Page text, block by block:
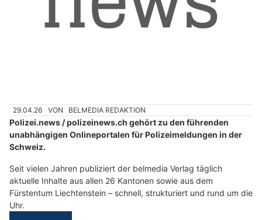
29.04.26 VON BELMEDIA REDAKTION
Polizei.news / polizeinews.ch gehört zu den führenden
unabhängigen Onlineportalen für Polizeimeldungen in der
Schweiz.
Seit vielen Jahren publiziert der belmedia Verlag täglich
aktuelle Inhalte aus allen 26 Kantonen sowie aus dem
Fürstentum Liechtenstein – schnell, strukturiert und rund um die
Uhr.